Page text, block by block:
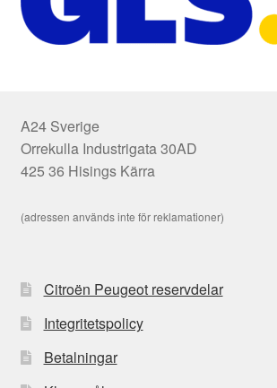
A24 Sverige
Orrekulla Industrigata 30AD
425 36 Hisings Kärra
(adressen används inte för reklamationer)
Citroën Peugeot reservdelar
Integritetspolicy
Betalningar